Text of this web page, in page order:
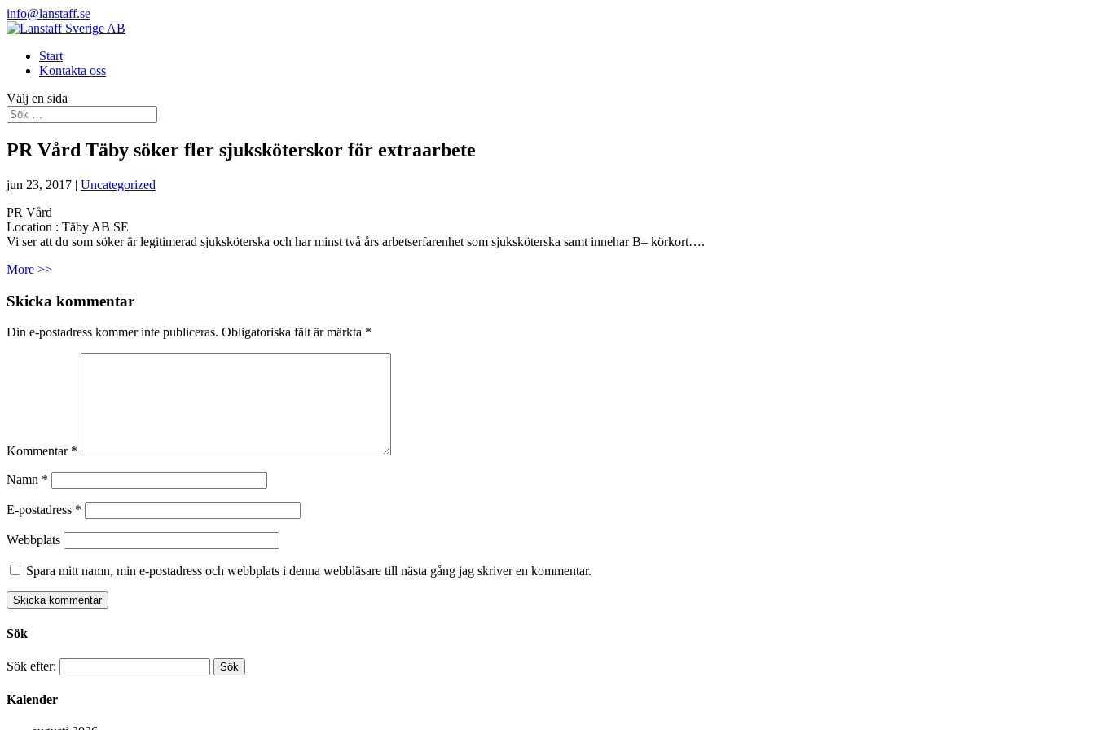
info@lanstaff.se
Start
Kontakta oss
Välj en sida
PR Vård Täby söker fler sjuksköterskor för extraarbete
jun 23, 2017 | Uncategorized
PR Vård
Location : Täby AB SE
Vi ser att du som söker är legitimerad sjuksköterska och har minst två års arbetserfarenhet som sjuksköterska samt innehar B– körkort….
More >>
Skicka kommentar
Din e-postadress kommer inte publiceras. Obligatoriska fält är märkta *
Kommentar *
Namn *
E-postadress *
Webbplats
Spara mitt namn, min e-postadress och webbplats i denna webbläsare till nästa gång jag skriver en kommentar.
Sök
Sök efter:
Kalender